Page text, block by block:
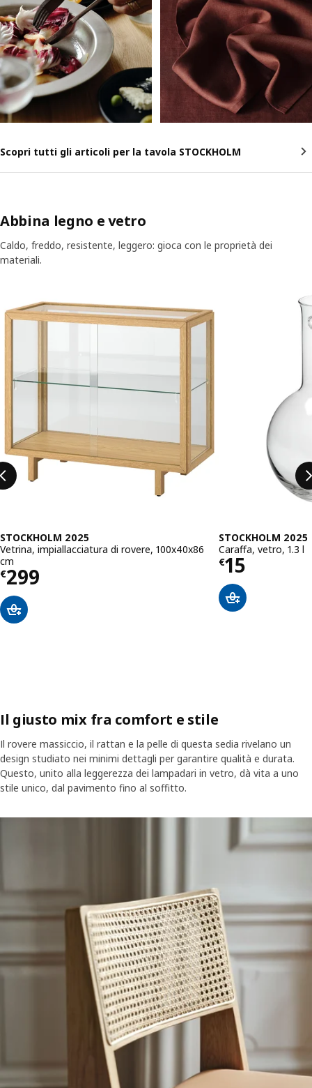
Scopri tutti gli articoli per la tavola STOCKHOLM
Abbina legno e vetro
Caldo, freddo, resistente, leggero: gioca con le proprietà dei
materiali.
STOCKHOLM 2025
Vetrina, impiallacciatura di rovere, 100x40x86
cm
€299
Prezzo € 299
STOCKHOLM 2025
Caraffa, vetro, 1.3 l
€15
Prezzo €
Il giusto mix fra comfort e stile
Il rovere massiccio, il rattan e la pelle di questa sedia rivelano un
design studiato nei minimi dettagli per garantire qualità e durata.
Questo, unito alla leggerezza dei lampadari in vetro, dà vita a uno
stile unico, dal pavimento fino al soffitto.